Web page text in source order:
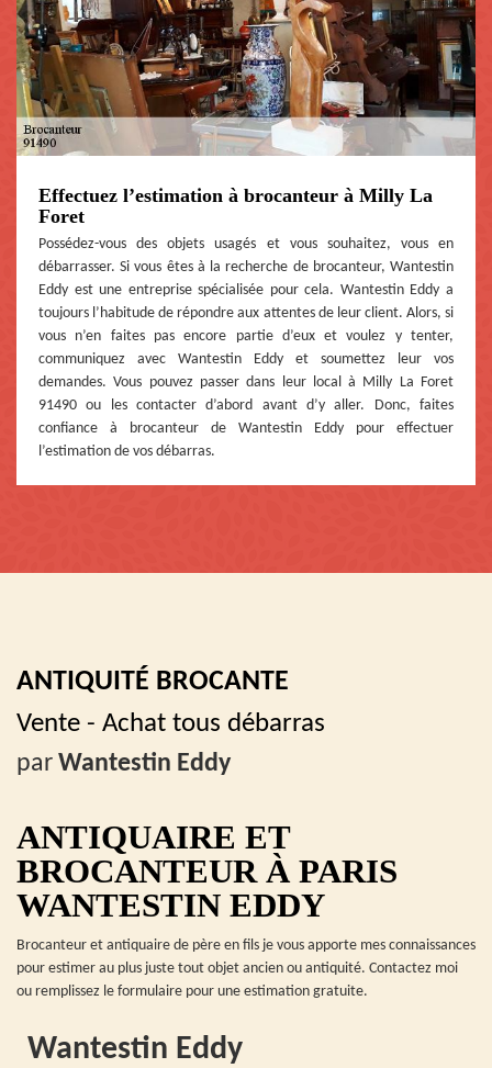
Effectuez l’estimation à brocanteur à Milly La
Foret
Possédez-vous des objets usagés et vous souhaitez, vous en
débarrasser. Si vous êtes à la recherche de brocanteur, Wantestin
Eddy est une entreprise spécialisée pour cela. Wantestin Eddy a
toujours l’habitude de répondre aux attentes de leur client. Alors, si
vous n’en faites pas encore partie d’eux et voulez y tenter,
communiquez avec Wantestin Eddy et soumettez leur vos
demandes. Vous pouvez passer dans leur local à Milly La Foret
91490 ou les contacter d’abord avant d’y aller. Donc, faites
confiance à brocanteur de Wantestin Eddy pour effectuer
l’estimation de vos débarras.
ANTIQUITÉ BROCANTE
Vente - Achat tous débarras
par Wantestin Eddy
ANTIQUAIRE ET
BROCANTEUR À PARIS
WANTESTIN EDDY
Brocanteur et antiquaire de père en fils je vous apporte mes connaissances
pour estimer au plus juste tout objet ancien ou antiquité. Contactez moi
ou remplissez le formulaire pour une estimation gratuite.
Wantestin Eddy